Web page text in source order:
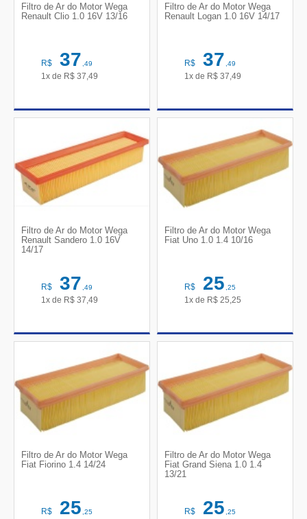
Filtro de Ar do Motor Wega
Renault Clio 1.0 16V 13/16
R$ 37,49
1x de R$ 37,49
Filtro de Ar do Motor Wega
Renault Logan 1.0 16V 14/17
R$ 37,49
1x de R$ 37,49
Filtro de Ar do Motor Wega
Renault Sandero 1.0 16V
14/17
R$ 37,49
1x de R$ 37,49
Filtro de Ar do Motor Wega
Fiat Uno 1.0 1.4 10/16
R$ 25,25
1x de R$ 25,25
Filtro de Ar do Motor Wega
Fiat Fiorino 1.4 14/24
R$ 25,25
Filtro de Ar do Motor Wega
Fiat Grand Siena 1.0 1.4
13/21
R$ 25,25